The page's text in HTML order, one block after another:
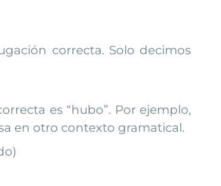
correcta. Solo decimos
es “hubo”. Por ejemplo,
en otro contexto gramatical.